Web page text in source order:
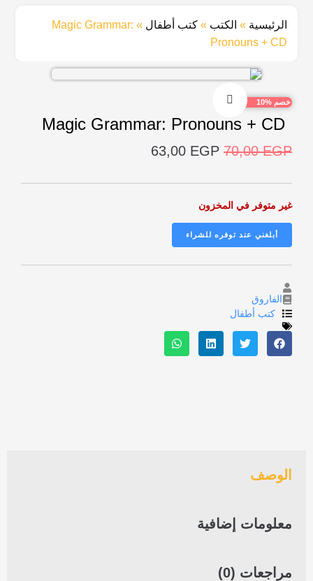
الرئيسية » الكتب »كتب أطفال »
Magic Grammar:
Pronouns + CD
خصم %10
Magic Grammar: Pronouns + CD
70,00EGP
63,00 EGP
غير متوفر في المخزون
الفاروق
كتب أطفال
الوصف
معلومات إضافية
مراجعات (0)